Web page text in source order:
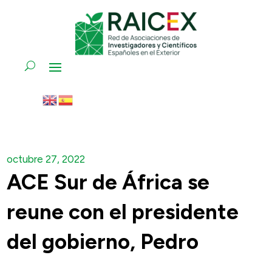
octubre 27, 2022
ACE Sur de África se
reune con el presidente
del gobierno, Pedro